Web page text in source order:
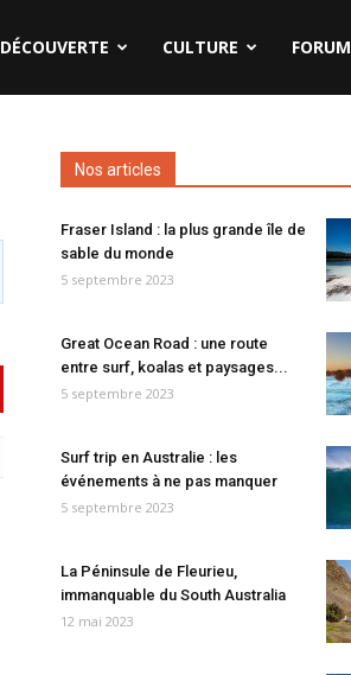
DÉCOUVERTE CULTURE FORUM
Nos articles
Fraser Island : la plus grande île de
sable du monde
5 septembre 2023
Great Ocean Road : une route
entre surf, koalas et paysages...
5 septembre 2023
Surf trip en Australie : les
événements à ne pas manquer
5 septembre 2023
La Péninsule de Fleurieu,
immanquable du South Australia
12 mai 2023